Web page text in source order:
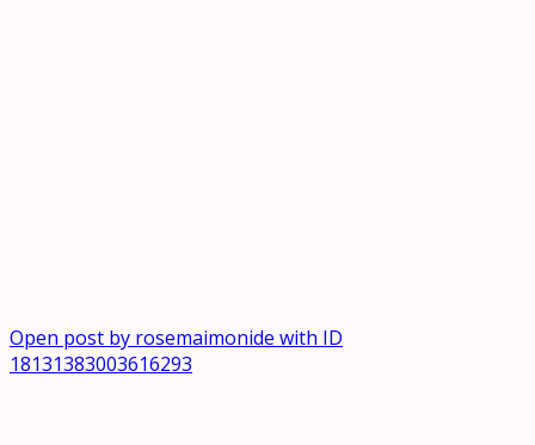
Open post by rosemaimonide with ID
18131383003616293